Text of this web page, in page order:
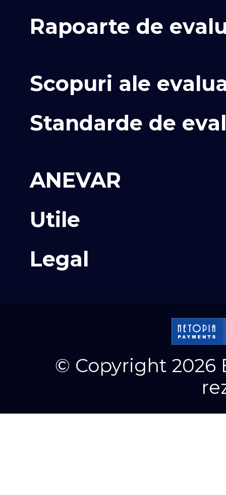
Rapoarte de
Scopuri ale
Standarde de
ANEVAR
Utile
Legal
© Copyright 2026